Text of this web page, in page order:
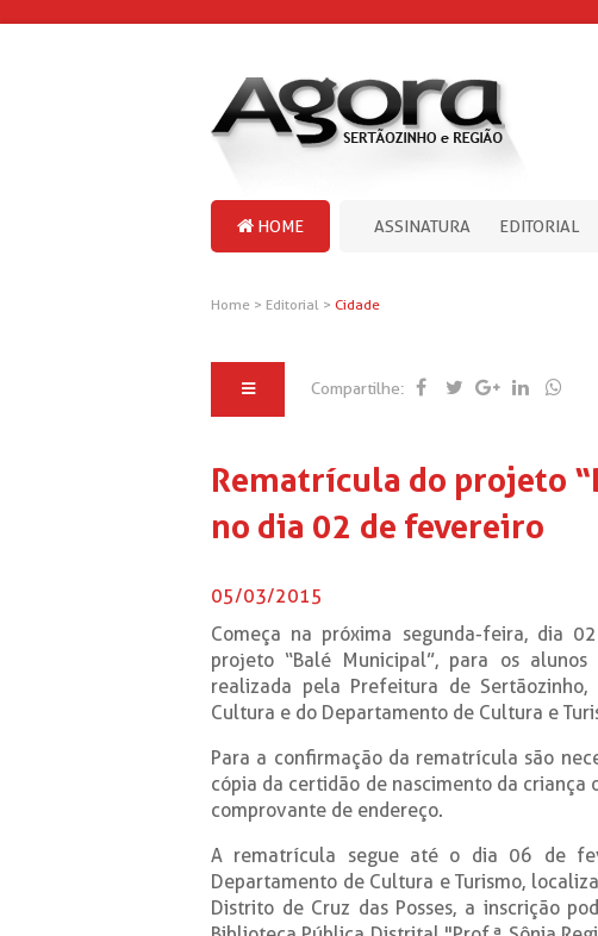
HOME ASSINATURA EDITORIAL
Home > Editorial > Cidade
Compartilhe:
Rematrícula do projeto
no dia 02 de fevereiro
05/03/2015
Começa na próxima segunda-feira, dia
projeto “Balé Municipal”, para os
realizada pela Prefeitura de
Cultura e do Departamento de Cultura e
Para a confirmação da rematrícula são
cópia da certidão de nascimento da criança
comprovante de endereço.
A rematrícula segue até o dia 06 de
Departamento de Cultura e Turismo,
Distrito de Cruz das Posses, a inscrição